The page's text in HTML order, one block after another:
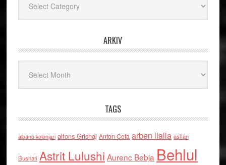
ARKIV
TAGS
albano kolonjari alfons Grishaj Anton Cefa arben llalla asllan
Bushati Astrit Lulushi Aurenc Bebja Behlul